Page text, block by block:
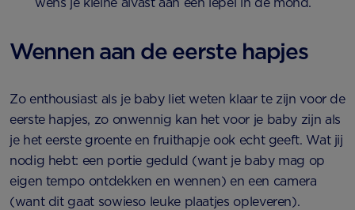
Wennen aan de eerste hapjes
Zo enthousiast als je baby liet weten klaar te zijn voor de
eerste hapjes, zo onwennig kan het voor je baby zijn als
je het eerste groente en fruithapje ook echt geeft. Wat jij
nodig hebt: een portie geduld (want je baby mag op
eigen tempo ontdekken en wennen) en een camera
(want dit gaat sowieso leuke plaatjes opleveren).